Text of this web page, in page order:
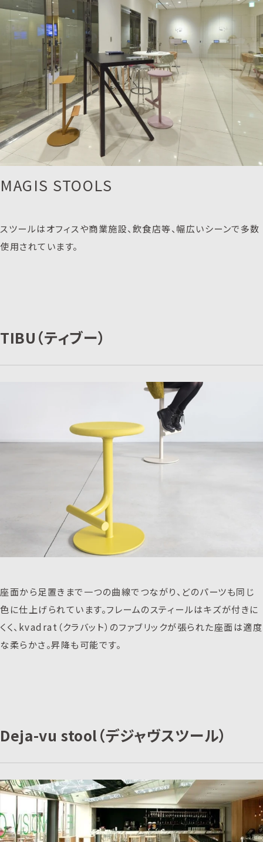
MAGIS STOOLS
スツールはオフィスや商業施設、飲食店等、幅広いシーンで多数
使用されています。
TIBU（ティブー）
座面から足置きまで一つの曲線でつながり、どのパーツも同じ
色に仕上げられています。フレームのスティールはキズが付きに
くく、kvadrat（クラバット）のファブリックが張られた座面は適度
な柔らかさ。昇降も可能です。
Deja-vu stool（デジャヴスツール）